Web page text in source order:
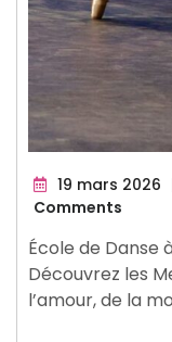
19 mars 2026
Comments
École de Danse
Découvrez les
l’amour, de la